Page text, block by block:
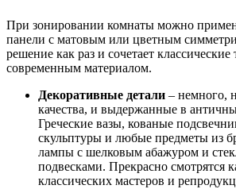
При зонировании комнаты можно
панели с матовым или цветным
решение как раз и сочетает
современным материалом.
Декоративные детали – немного,
качества, и выдержанные в
Греческие вазы, кованые
скульптуры и любые предметы из
лампы с шелковым абажуром и
подвесками. Прекрасно смотрятся
классических мастеров и